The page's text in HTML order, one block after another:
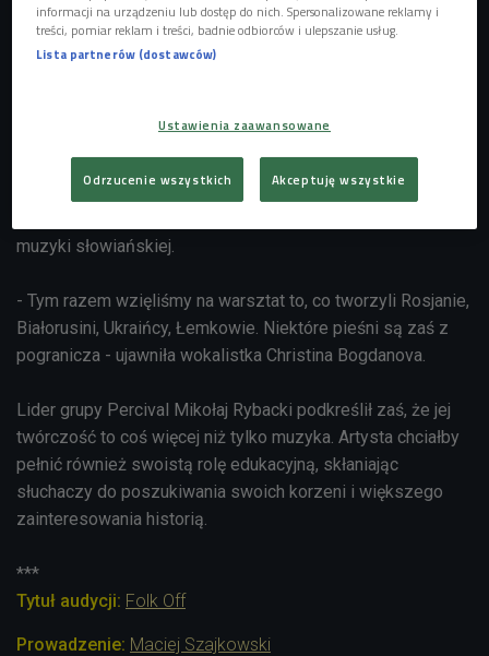
Wielu fanów muzyki dowiedziało się o twórczości grupy Percival po jej
współpracy z Donatanem
Foto: PAP/Adam Ciereszko
naturalna kontynuacja projektu, który zespół rozpoczął dwa
lata temu wydawnictwem "Slava – Pieśni Słowian
Południowych". Zarazem to druga część tryptyku, będącego
muzyki słowiańskiej.
- Tym razem wzięliśmy na warsztat to, co tworzyli Rosjanie,
Białorusini, Ukraińcy, Łemkowie. Niektóre pieśni są zaś z
pogranicza - ujawniła wokalistka Christina Bogdanova.
Lider grupy Percival Mikołaj Rybacki podkreślił zaś, że jej
twórczość to coś więcej niż tylko muzyka. Artysta chciałby
pełnić również swoistą rolę edukacyjną, skłaniając
słuchaczy do poszukiwania swoich korzeni i większego
zainteresowania historią.
***
Tytuł audycji: Folk Off
Prowadzenie: Maciej Szajkowski
informacji na urządzeniu lub dostęp do nich. Spersonalizowane reklamy i
treści, pomiar reklam i treści, badnie odbiorców i ulepszanie usług.
Lista partnerów (dostawców)
Ustawienia zaawansowane
Odrzucenie wszystkich Akceptuję wszystkie